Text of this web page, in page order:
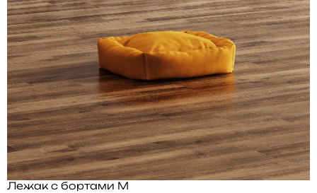
Лежак с бортами M